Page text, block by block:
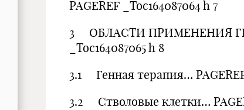
PAGEREF _Toc164087064 h 7
3 ОБЛАСТИ ПРИМЕНЕНИЯ
_Toc164087065 h 8
3.1 Генная терапия…
3.2 Стволовые клетки…